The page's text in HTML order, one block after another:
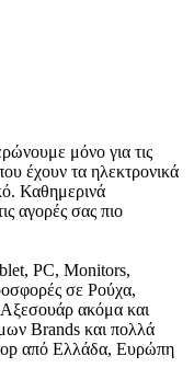
μόνο για τις
έχουν τα ηλεκτρονικά
Καθημερινά
αγορές σας πιο
PC, Monitors,
σε Ρούχα,
ακόμα και
Brands και πολλά
από Ελλάδα, Ευρώπη